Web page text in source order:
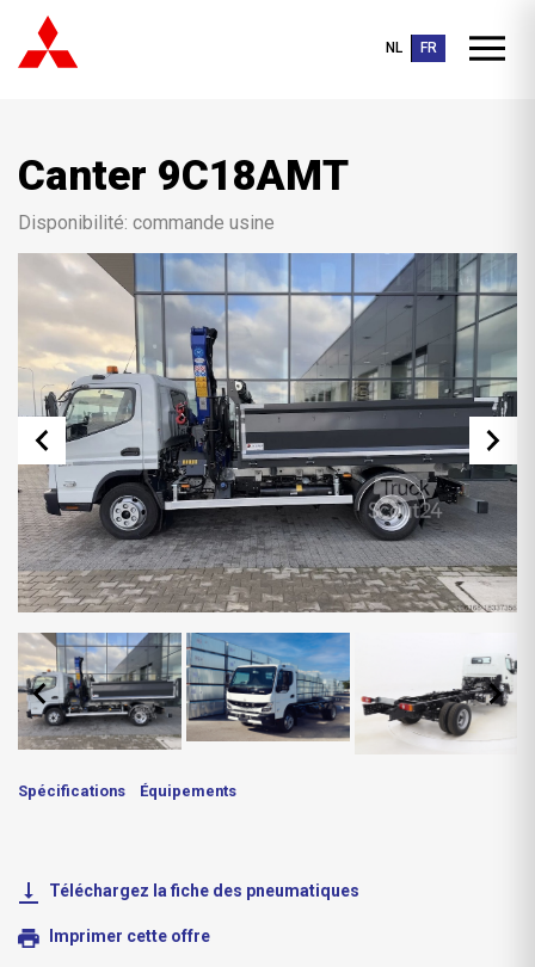
NL FR
Canter 9C18AMT
Disponibilité: commande usine
Spécifications Équipements
Téléchargez la fiche des pneumatiques
Imprimer cette offre